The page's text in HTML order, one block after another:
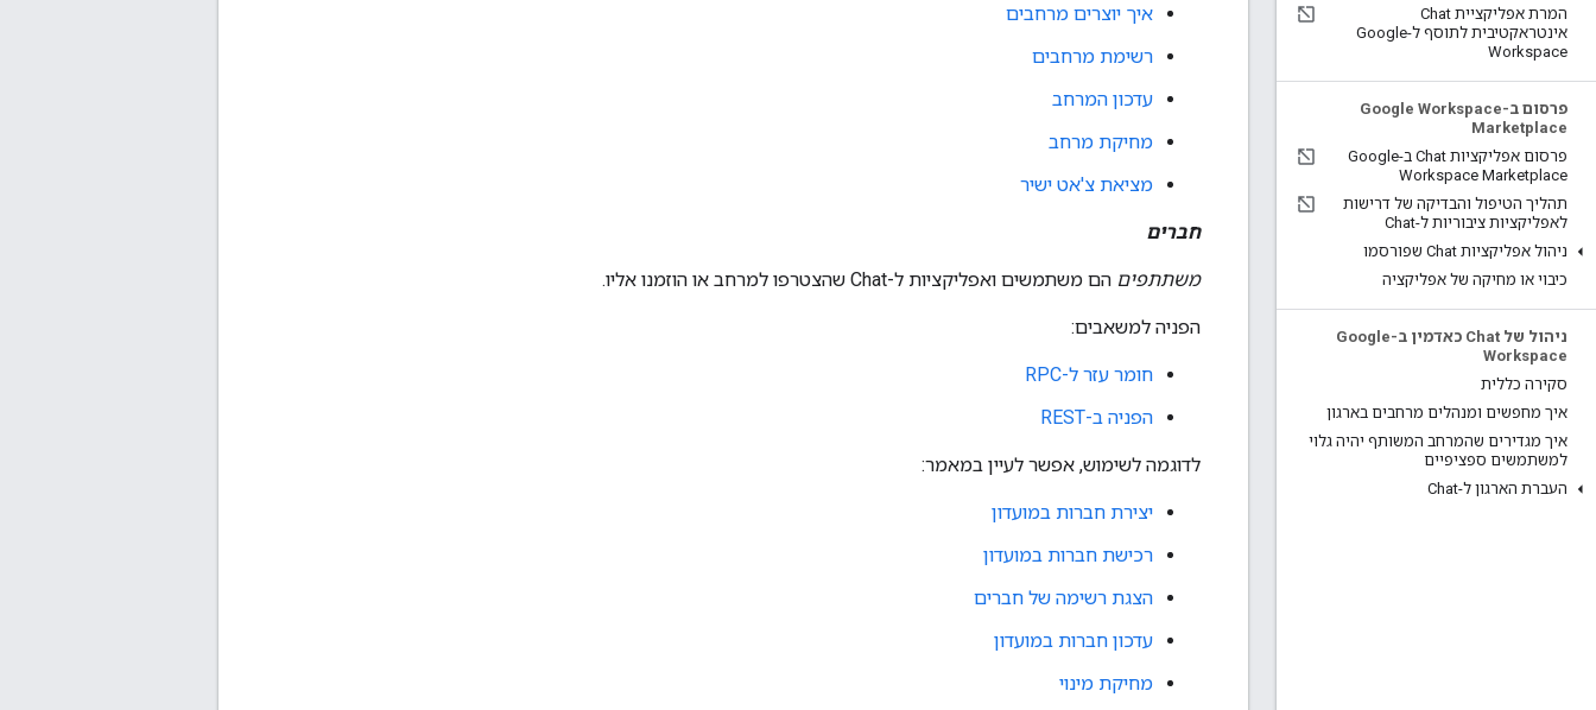
המרת אפליקציית Chat
אינטראקטיבית לתוסף ל-Google
Workspace
פרסום ב-Google Workspace
Marketplace
פרסום אפליקציות Chat ב-Google
Workspace Marketplace
תהליך הטיפול והבדיקה של דרישות
לאפליקציות ציבוריות ל-Chat
ניהול אפליקציות Chat שפורסמו
כיבוי או מחיקה של אפליקציה
ניהול של Chat כאדמין ב-Google
Workspace
סקירה כללית
איך מחפשים ומנהלים מרחבים בארגון
איך מגדירים שהמרחב המשותף יהיה גלוי
למשתמשים ספציפיים
העברת הארגון ל-Chat
איך יוצרים מרחבים
רשימת מרחבים
עדכון המרחב
מחיקת מרחב
מציאת צ'אט ישיר
חברים
משתתפים הם משתמשים ואפליקציות ל-Chat שהצטרפו למרחב או הוזמנו אליו.
הפניה למשאבים:
חומר עזר ל-RPC
הפניה ב-REST
לדוגמה לשימוש, אפשר לעיין במאמר:
יצירת חברות במועדון
רכישת חברות במועדון
הצגת רשימה של חברים
עדכון חברות במועדון
מחיקת מינוי